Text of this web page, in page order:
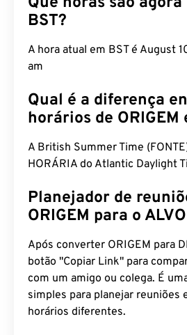
BST?
A hora atual em BST é August
am
Qual é a diferença
horários de ORIGEM
A British Summer Time
HORÁRIA do Atlantic Daylight
Planejador de
ORIGEM para o ALVO
Após converter ORIGEM para
botão "Copiar Link" para
com um amigo ou colega. É
simples para planejar reuniões
horários diferentes.